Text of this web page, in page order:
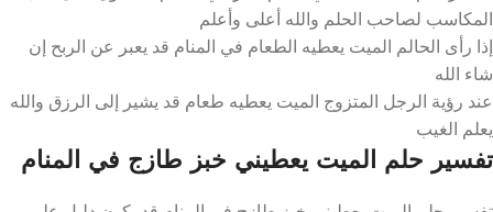
المكاسب لصاحب الحلم والله أعلى وأعلم
إذا رأى الحالم الميت يعطيه الطعام في المنام قد يعبر عن الربح إن
شاء الله
عند رؤية الرجل المتزوج الميت يعطيه طعام قد يشير إلى الرزق والله
يعلم الغيب
تفسير حلم الميت يعطيني خبز طازج في المنام